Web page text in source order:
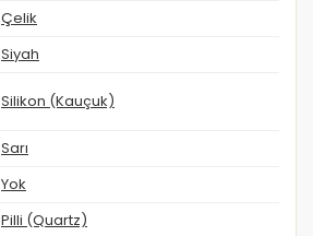
Çelik
Siyah
Silikon (Kauçuk)
Sarı
Yok
Pilli (Quartz)